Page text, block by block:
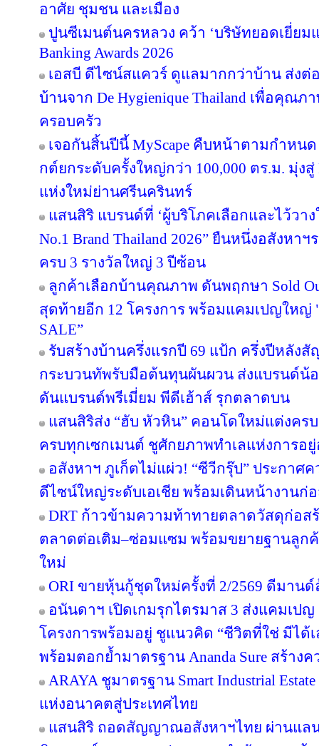
อาศัย ชุมชน และเมือง
ปูนซีเมนต์นครหลวง คว้า ‘บริษัทยอดเยี่ยมแ
Banking Awards 2026
เอสบี ดีไซน์สแควร์ ดูแลมากกว่าบ้าน ส่ง
บ้านจาก De Hygienique Thailand เพื่อคุณ
ครอบครัว
เจอกันสิ้นปีนี้ MyScape คืบหน้าตามกำหน
กต์ยกระดับครั้งใหญ่กว่า 100,000 ตร.ม. มุ่งสู่
แห่งใหม่ย่านศรีนครินทร์
แสนสิริ แบรนด์ที่ ‘ผู้บริโภคเลือกและไว้วาง
No.1 Brand Thailand 2026” ยืนหนึ่งอสังหา
ครบ 3 รางวัลใหญ่ 3 ปีซ้อน
ลูกค้าเลือกบ้านคุณภาพ ดันพฤกษา Sold
สุดท้ายอีก 12 โครงการ พร้อมแคมเปญใหญ่
SALE”
รับสร้างบ้านครึ่งแรกปี 69 แป้ก ครึ่งปีหลั
กระบวนทัพรับมือต้นทุนผันผวน ส่งแบรนด์น้
ดันแบรนด์พรีเมี่ยม พีดีเฮ้าส์ รุกตลาดบน
แสนสิริส่ง “ฮับ หัวหิน” คอนโดใหม่แต่งคร
ครบทุกเซกเมนต์ ชูศักยภาพทำเลแห่งการอ
อสังหาฯ ภูเก็ตไม่แผ่ว! “ซีวีกรุ๊ป” ประกาศค
ดีไซน์ใหญ่ระดับเอเชีย พร้อมเดินหน้างานก่อ
DRT ก้าวข้ามความท้าทายตลาดวัสดุก่อสร้
ตลาดต่อเติม–ซ่อมแซม พร้อมขยายฐานลูก
ใหม่
ORI ขายหุ้นกู้ชุดใหม่ครั้งที่ 2/2569 ดีมาน
อนันดาฯ เปิดเกมรุกไตรมาส 3 ส่งแคมเปญ
โครงการพร้อมอยู่ ชูแนวคิด “ชีวิตที่ใช่ มีได้
พร้อมตอกย้ำมาตรฐาน Ananda Sure สร้าง
ARAYA ชูมาตรฐาน Smart Industrial
แห่งอนาคตสู่ประเทศไทย
แสนสิริ ถอดสัญญาณอสังหาฯไทย ผ่านแล